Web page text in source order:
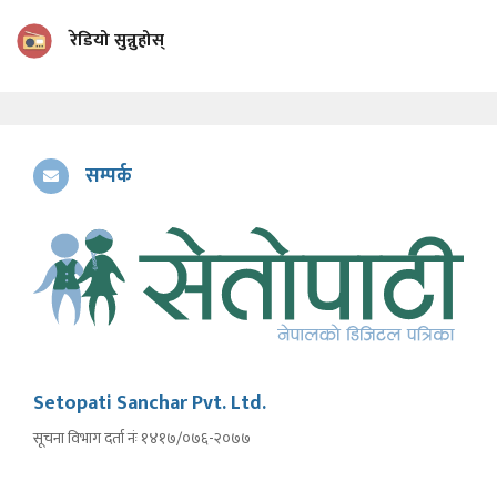
रेडियो सुन्नुहोस्
सम्पर्क
Setopati Sanchar Pvt. Ltd.
सूचना विभाग दर्ता नंः १४१७/०७६-२०७७